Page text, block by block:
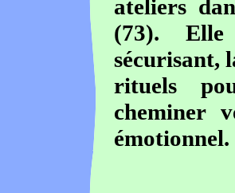
ateliers
(73). Elle
sécurisant,
rituels
cheminer
émotionnel.